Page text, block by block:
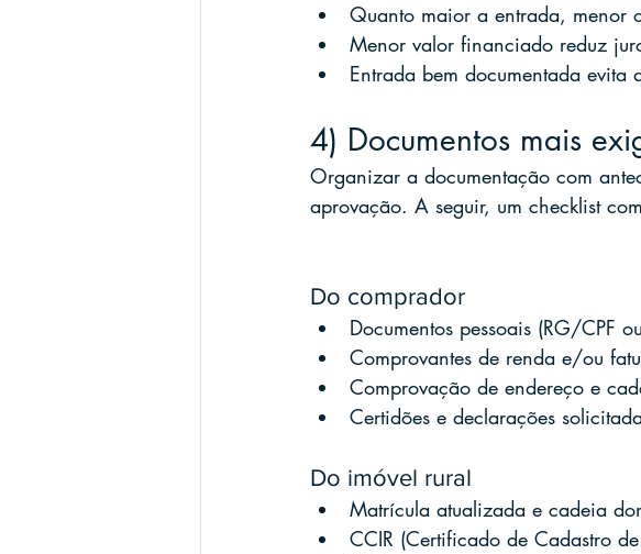
Quanto maior a entrada, menor
Menor valor financiado reduz
Entrada bem documentada evita
4) Documentos mais
Organizar a documentação com
aprovação. A seguir, um checklist
Do comprador
Documentos pessoais (RG/CPF
Comprovantes de renda e/ou
Comprovação de endereço e
Certidões e declarações
Do imóvel rural
Matrícula atualizada e cadeia
CCIR (Certificado de Cadastro